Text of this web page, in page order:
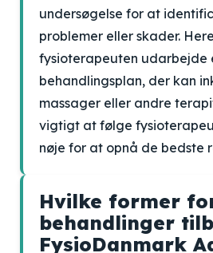
undersøgelse for at
problemer eller skader.
fysioterapeuten udarbejde
behandlingsplan, der kan
massager eller andre
vigtigt at følge
nøje for at opnå de bedste
Hvilke former
behandlinger
FysioDanmark